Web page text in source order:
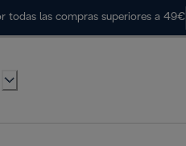
todas las compras superiores a 49€